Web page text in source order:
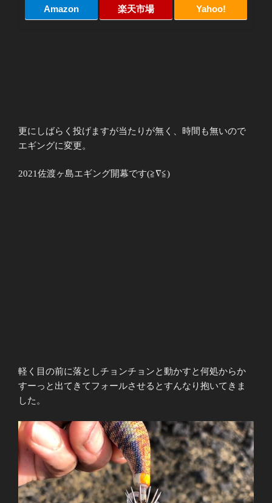
Amazon 楽天市場 Yahoo!
更にしばらく投げますが当たりが無く、時間も無いので
エギングに変更。
2021佐渡ヶ島エギング開幕です(≧∇≦)
軽く目の前に落としチョンチョンと動かすと何処からか
すーっと出てきてフォールさせるとすんなり抱いてきま
した。